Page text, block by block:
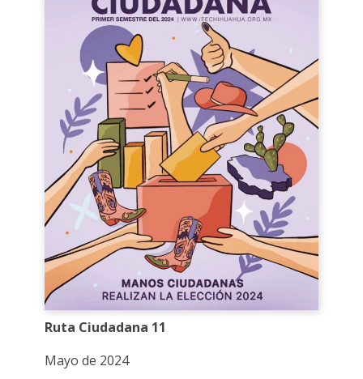
Ruta Ciudadana 11
Mayo de 2024